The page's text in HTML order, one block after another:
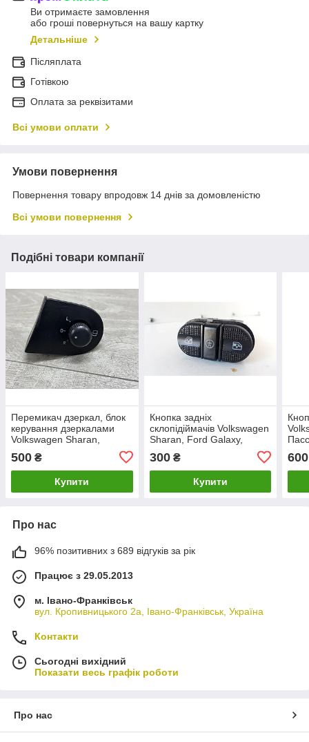
Ви отримаєте замовлення
або гроші повернуться на вашу картку
Детальніше
Післяплата
Готівкою
Оплата за реквізитами
Всі умови оплати
Умови повернення
Повернення товару впродовж 14 днів за домовленістю
Всі умови повернення
Подібні товари компанії
Перемикач дзеркал, блок
керування дзеркалами
Volkswagen Sharan,
500 ₴
Купити
Кнопка задніх
склопідіймачів Volkswagen
Sharan, Ford Galaxy,
7M0959855,
95VW14529CAW.
300₴
Купити
600
Про нас
96% позитивних з 689 відгуків за рік
Працює з 29.05.2013
м. Івано-Франківськ
вул. Кропивницького 2а, Івано-Франківськ, Україна
Контакти
Сьогодні вихідний
Показати весь графік роботи
Про нас